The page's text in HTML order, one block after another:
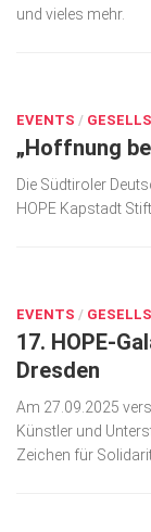
Kunst & Kultur
Podcast
Top Branchen
und vieles mehr.
EVENTS /
„Hoffnung
Die Südtiroler
HOPE Kapstadt
EVENTS /
17. HOPE-
Dresden
Am 27.09.2025
Künstler und
Zeichen für